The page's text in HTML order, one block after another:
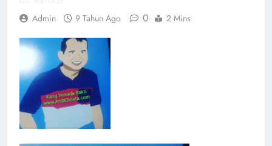
Admin 9 Tahun Ago 0 2 Mins